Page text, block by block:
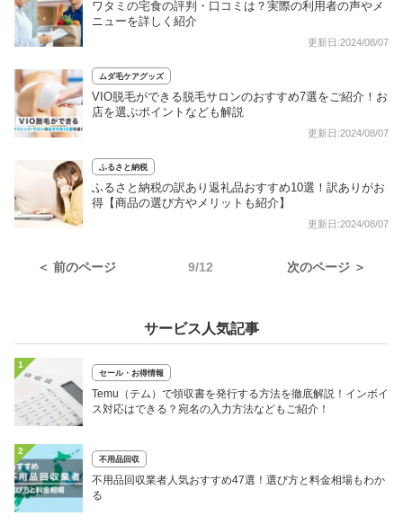
ワタミの宅食の評判・口コミは？実際の利用者の声やメ
ニューを詳しく紹介
更新日:2024/08/07
ムダ毛ケアグッズ
VIO脱毛ができる脱毛サロンのおすすめ7選をご紹介！お
店を選ぶポイントなども解説
更新日:2024/08/07
ふるさと納税
ふるさと納税の訳あり返礼品おすすめ10選！訳ありがお
得【商品の選び方やメリットも紹介】
更新日:2024/08/07
＜ 前のページ 9/12 次のページ ＞
サービス人気記事
1
セール・お得情報
Temu（テム）で領収書を発行する方法を徹底解説！インボイ
ス対応はできる？宛名の入力方法などもご紹介！
2
不用品回収
不用品回収業者人気おすすめ47選！選び方と料金相場もわか
る